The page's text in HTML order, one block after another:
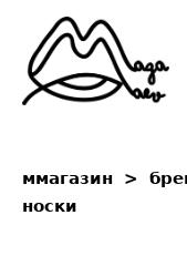
ммагазин >
носки